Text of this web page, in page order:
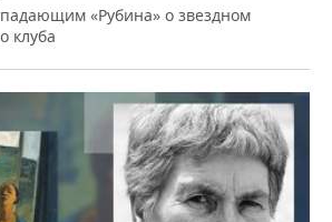
«Рубина» о звездном
клуба